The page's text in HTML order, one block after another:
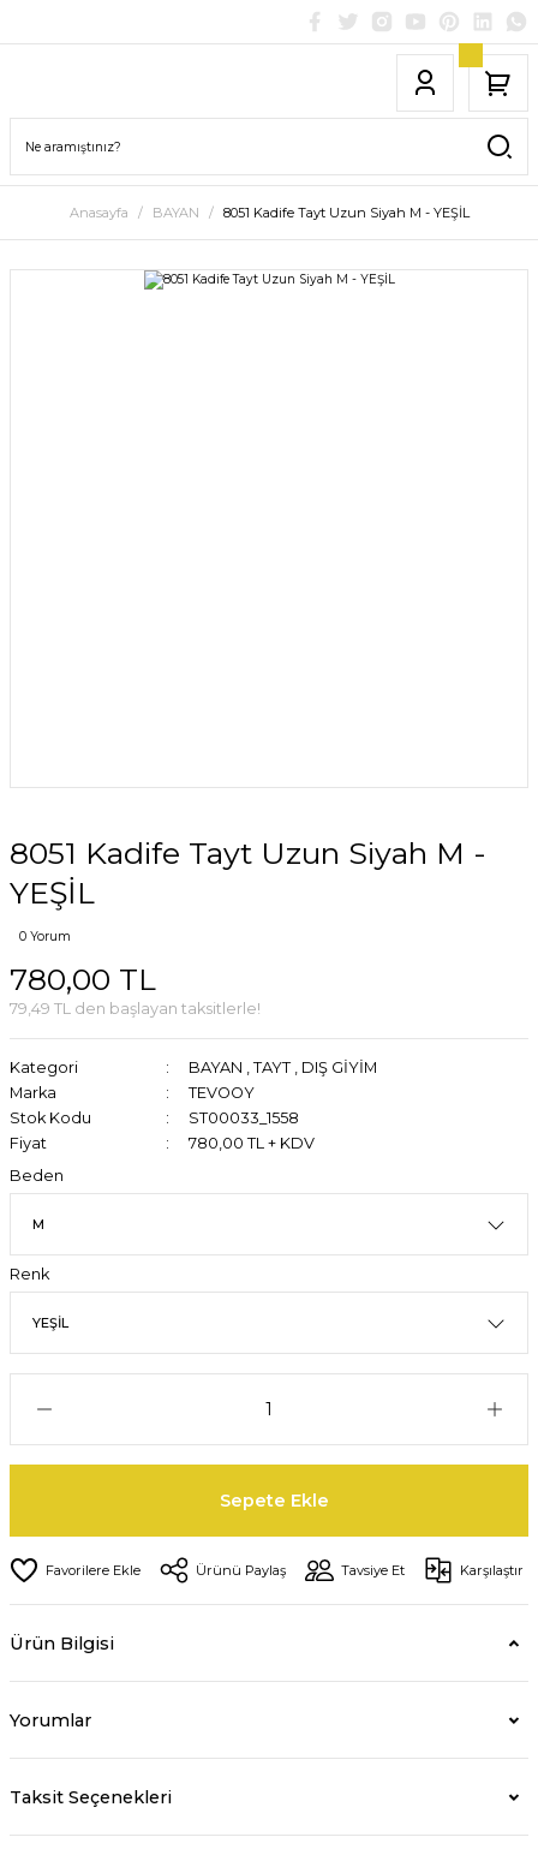
Anasayfa BAYAN 8051 Kadife Tayt Uzun Siyah M - YEŞİL
8051 Kadife Tayt Uzun Siyah M -
YEŞİL
0 Yorum
780,00 TL
79,49 TL den başlayan taksitlerle!
Kategori BAYAN , TAYT , DIŞ GİYİM
Marka
TEVOOY
Stok Kodu
ST00033_1558
Fiyat
780,00 TL + KDV
Beden
Renk
Sepete Ekle
Ürünü Paylaş Tavsiye Et Karşılaştır
Ürün Bilgisi
Yorumlar
Taksit Seçenekleri